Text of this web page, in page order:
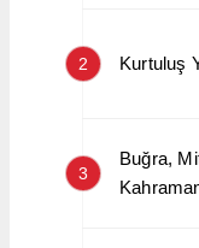
2 Kurtuluş
3
Buğra,